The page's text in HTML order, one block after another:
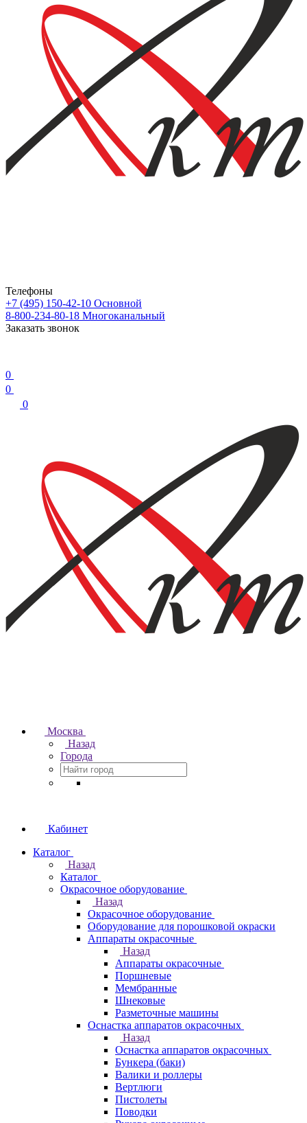
Телефоны
+7 (495) 150-42-10 Основной
8-800-234-80-18 Многоканальный
Заказать звонок
0
0
0
Москва
Назад
Города
Кабинет
Каталог
Назад
Каталог
Окрасочное оборудование
Назад
Окрасочное оборудование
Оборудование для порошковой окраски
Аппараты окрасочные
Назад
Аппараты окрасочные
Поршневые
Мембранные
Шнековые
Разметочные машины
Оснастка аппаратов окрасочных
Назад
Оснастка аппаратов окрасочных
Бункера (баки)
Валики и роллеры
Вертлюги
Пистолеты
Поводки